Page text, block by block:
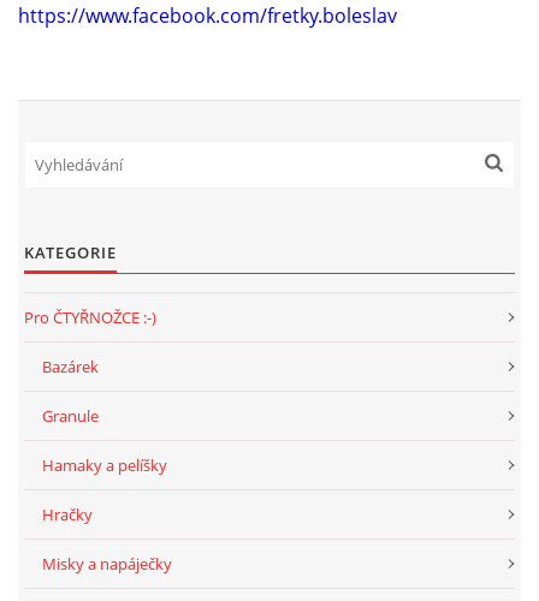
https://www.facebook.com/fretky.boleslav
KATEGORIE
Pro ČTYŘNOŽCE :-)
Bazárek
Granule
Hamaky a pelíšky
Hračky
Misky a napáječky